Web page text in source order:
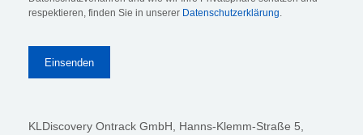
respektieren, finden Sie in unserer Datenschutzerklärung.
KLDiscovery Ontrack GmbH, Hanns-Klemm-Straße 5